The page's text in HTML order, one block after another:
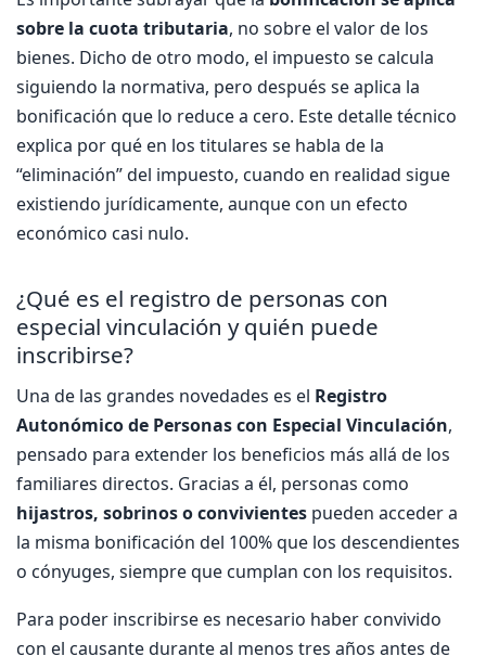
sobre la cuota tributaria, no sobre el valor de los
bienes. Dicho de otro modo, el impuesto se calcula
siguiendo la normativa, pero después se aplica la
bonificación que lo reduce a cero. Este detalle técnico
explica por qué en los titulares se habla de la
“eliminación” del impuesto, cuando en realidad sigue
existiendo jurídicamente, aunque con un efecto
económico casi nulo.
¿Qué es el registro de personas con
especial vinculación y quién puede
inscribirse?
Una de las grandes novedades es el Registro
Autonómico de Personas con Especial Vinculación,
pensado para extender los beneficios más allá de los
familiares directos. Gracias a él, personas como
hijastros, sobrinos o convivientes pueden acceder a
la misma bonificación del 100% que los descendientes
o cónyuges, siempre que cumplan con los requisitos.
Para poder inscribirse es necesario haber convivido
con el causante durante al menos tres años antes de